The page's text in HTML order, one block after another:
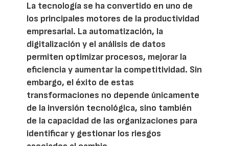
La tecnología se ha convertido en uno de
los principales motores de la productividad
empresarial. La automatización, la
digitalización y el análisis de datos
permiten optimizar procesos, mejorar la
eficiencia y aumentar la competitividad. Sin
embargo, el éxito de estas
transformaciones no depende únicamente
de la inversión tecnológica, sino también
de la capacidad de las organizaciones para
identificar y gestionar los riesgos